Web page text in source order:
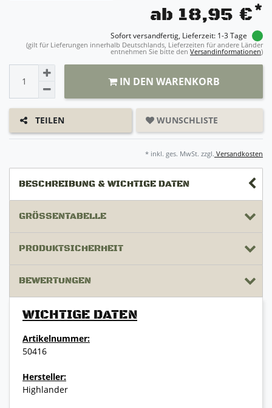
ab 18,95 €*
Sofort versandfertig, Lieferzeit: 1-3 Tage
(gilt für Lieferungen innerhalb Deutschlands, Lieferzeiten für andere Länder
entnehmen Sie bitte den Versandinformationen)
IN DEN WARENKORB
TEILEN WUNSCHLISTE
* inkl. ges. MwSt. zzgl. Versandkosten
BESCHREIBUNG & WICHTIGE DATEN
GRÖSSENTABELLE
PRODUKTSICHERHEIT
BEWERTUNGEN
WICHTIGE DATEN
Artikelnummer:
50416
Hersteller:
Highlander